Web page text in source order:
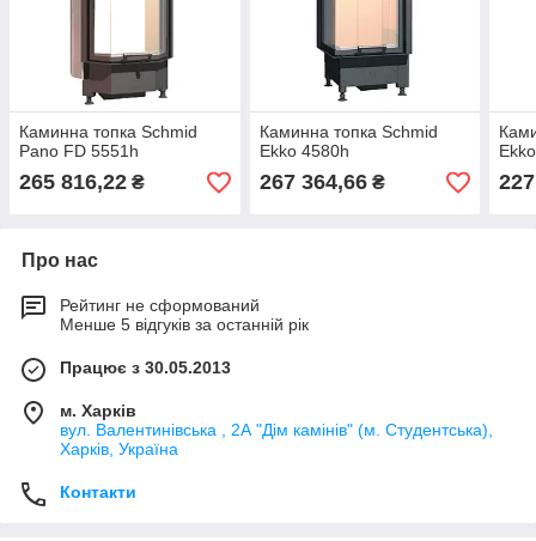
Каминна топка Schmid
Pano FD 5551h
265 816,22 ₴
Каминна топка Schmid
Ekko 4580h
267 364,66₴
Про нас
Рейтинг не сформований
Менше 5 відгуків за останній рік
Працює з 30.05.2013
м. Харків
вул. Валентинівська , 2А "Дім камінів" (м. Студентська),
Харків, Україна
Контакти